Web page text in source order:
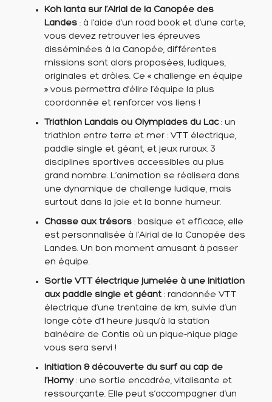
Koh lanta sur l’Airial de la Canopée des
Landes : à l’aide d’un road book et d’une carte,
vous devez retrouver les épreuves
disséminées à la Canopée, différentes
missions sont alors proposées, ludiques,
originales et drôles. Ce « challenge en équipe
» vous permettra d’élire l’équipe la plus
coordonnée et renforcer vos liens !
Triathlon Landais ou Olympiades du Lac: un
triathlon entre terre et mer : VTT électrique,
paddle single et géant, et jeux ruraux. 3
disciplines sportives accessibles au plus
grand nombre. L’animation se réalisera dans
une dynamique de challenge ludique, mais
surtout dans la joie et la bonne humeur.
Chasse aux trésors : basique et efficace, elle
est personnalisée à l’Airial de la Canopée des
Landes. Un bon moment amusant à passer
en équipe.
Sortie VTT électrique jumelée à une initiation
aux paddle single et géant: randonnée VTT
électrique d’une trentaine de km, suivie d’un
longe côte d’1 heure jusqu’à la station
balnéaire de Contis où un pique-nique plage
vous sera servi !
Initiation & découverte du surf au cap de
l’Homy: une sortie encadrée, vitalisante et
ressourçante. Elle peut s’accompagner d’un